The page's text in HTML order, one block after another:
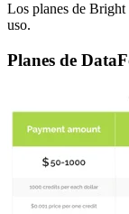
Los planes de Bright
uso.
Planes de